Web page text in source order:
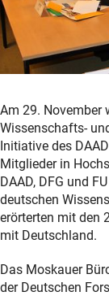
Am 29. November
Wissenschafts-
Initiative des
Mitglieder in
DAAD, DFG und
deutschen
erörterten mit den
mit Deutschland.
Das Moskauer
der Deutschen